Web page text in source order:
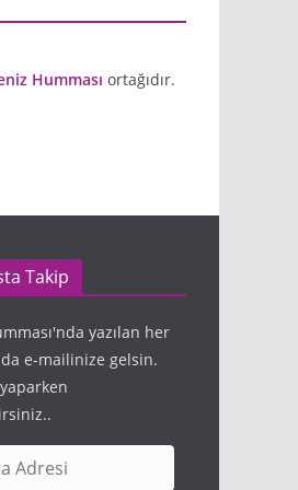
Humması ortağıdır.
Takip
yazılan her
e-mailinize gelsin.